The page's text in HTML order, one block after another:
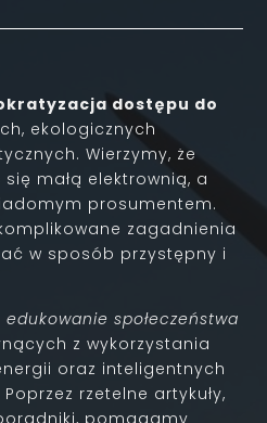
dostępu do
ekologicznych
Wierzymy, że
małą elektrownią, a
prosumentem.
zagadnienia
w sposób przystępny i
edukowanie społeczeństwa
z wykorzystania
oraz inteligentnych
rzetelne artykuły,
pomagamy